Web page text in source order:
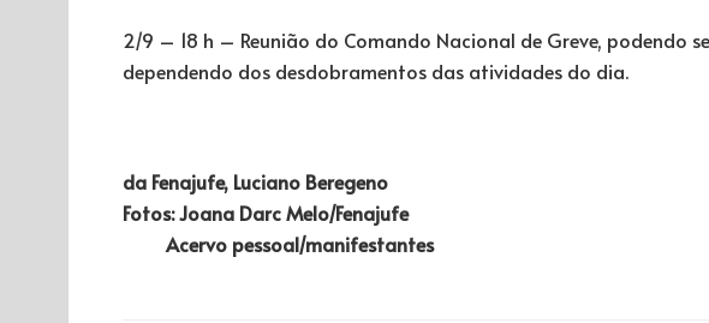
2/9 – 18 h – Reunião do Comando Nacional de Greve, podendo
dependendo dos desdobramentos das atividades do dia.
da Fenajufe, Luciano Beregeno
Fotos: Joana Darc Melo/Fenajufe
Acervo pessoal/manifestantes